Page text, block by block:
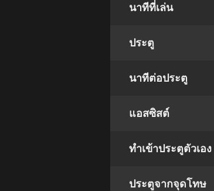
นาทีที่เล่น
ประตู
นาทีต่อประตู
แอสซิสต์
ทําเข้าประตูตัวเอง
ประตูจากจุดโทษ